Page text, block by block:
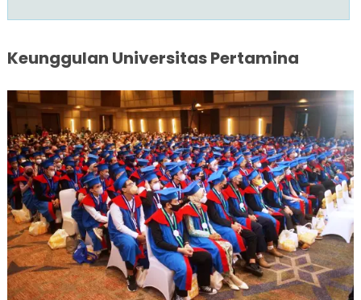
Keunggulan Universitas Pertamina